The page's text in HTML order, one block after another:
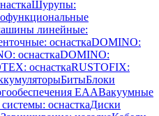
Шурупы:
линейные:
оснасткаDOMINO:
оснасткаDOMINO:
оснасткаRUSTOFIX:
БитыБлоки
EAAВакуумные
оснасткаДиски